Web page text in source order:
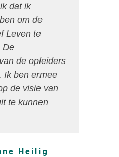
dat ik
om de
Leven te
De
de opleiders
Ik ben ermee
de visie van
te kunnen
Heilig